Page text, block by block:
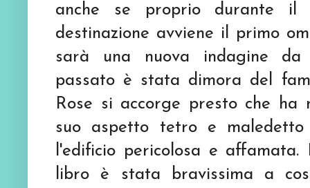
anche se proprio durante
destinazione avviene il primo
sarà una nuova indagine da
passato è stata dimora del
Rose si accorge presto che ha
suo aspetto tetro e
l'edificio pericolosa e
libro è stata bravissima a